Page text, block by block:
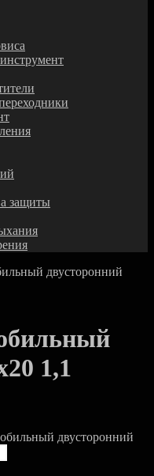
защиты
двусторонний
1,1
двусторонний